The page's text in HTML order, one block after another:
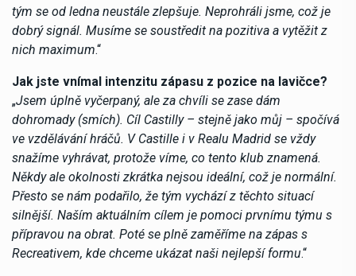
tým se od ledna neustále zlepšuje. Neprohráli jsme, což je
dobrý signál. Musíme se soustředit na pozitiva a vytěžit z
nich maximum.“
Jak jste vnímal intenzitu zápasu z pozice na lavičce?
„Jsem úplně vyčerpaný, ale za chvíli se zase dám
dohromady (smích). Cíl Castilly – stejně jako můj – spočívá
ve vzdělávání hráčů. V Castille i v Realu Madrid se vždy
snažíme vyhrávat, protože víme, co tento klub znamená.
Někdy ale okolnosti zkrátka nejsou ideální, což je normální.
Přesto se nám podařilo, že tým vychází z těchto situací
silnější. Naším aktuálním cílem je pomoci prvnímu týmu s
přípravou na obrat. Poté se plně zaměříme na zápas s
Recreativem, kde chceme ukázat naši nejlepší formu.“